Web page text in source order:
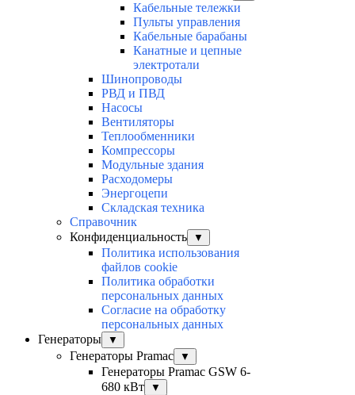
Кабельные тележки
Пульты управления
Кабельные барабаны
Канатные и цепные
электротали
Шинопроводы
РВД и ПВД
Насосы
Вентиляторы
Теплообменники
Компрессоры
Модульные здания
Расходомеры
Энергоцепи
Складская техника
Справочник
Конфиденциальность
▼
Политика использования
файлов cookie
Политика обработки
персональных данных
Согласие на обработку
персональных данных
Генераторы
▼
Генераторы Pramac ▼
Генераторы Pramac GSW 6-
680 кВт
▼